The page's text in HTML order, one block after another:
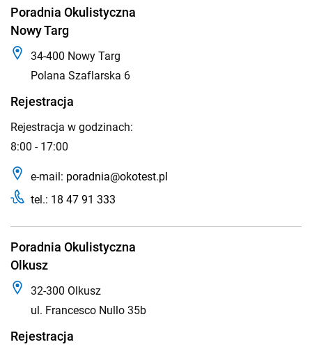
Poradnia Okulistyczna
Nowy Targ
34-400 Nowy Targ
Polana Szaflarska 6
Rejestracja
Rejestracja w godzinach:
8:00 - 17:00
e-mail: poradnia@okotest.pl
tel.: 18 47 91 333
Poradnia Okulistyczna
Olkusz
32-300 Olkusz
ul. Francesco Nullo 35b
Rejestracja